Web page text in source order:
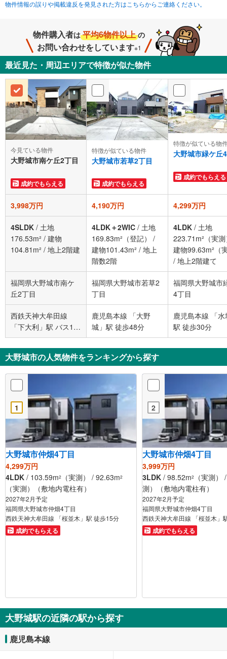
物件情報の誤りや掲載違反を発見された方はこちらからご連絡ください。
物件購入者は 平均6物件以上 の
お問い合わせをしています※1
最近見た・周辺エリアで特徴が似た物件
今見ている物件
大野城市南ケ丘2丁目
成約でもらえる
特徴が似ている物件
大野城市若草2丁目
成約でもらえる
特徴が似ている物
大野城市緑ケ丘
成約でもらえる
3,998万円 4,190万円 4,299万円
4SLDK / 土地
176.53m² / 建物
104.81m² / 地上2階建
4LDK＋2WIC / 土地
169.83m²（登記）
/
建物101.43m² / 地上
階数2階
4LDK / 土地
223.71m²（実
建物99.63m²（
/ 地上2階建て
福岡県大野城市南ケ
丘2丁目
福岡県大野城市若草2
丁目
福岡県大野城市
4丁目
西鉄天神大牟田線
「下大利」駅 バス10
分 南ケ丘一丁目 バス
停下車 徒歩4分
鹿児島本線 「大野
城」駅 徒歩48分
鹿児島本線 「
駅 徒歩30分
大野城市の人気物件をランキングから探す
1
大野城市仲畑4丁目
4,299万円
4LDK / 103.59m2 （実測） / 92.63m2
（実測）（敷地内電柱有）
2027年2月予定
福岡県大野城市仲畑4丁目
西鉄天神大牟田線 「桜並木」駅 徒歩15分
成約でもらえる
2
大野城市仲畑4丁目
3,999万円
3LDK / 98.52m2
（実測
測）（敷地内電柱有）
2027年2月予定
福岡県大野城市仲畑4丁目
西鉄天神大牟田線 「桜並木」
成約でもらえる
大野城駅の近隣の駅から探す
鹿児島本線